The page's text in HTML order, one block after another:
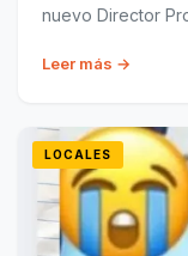
nuevo Director
Leer más →
LOCALES